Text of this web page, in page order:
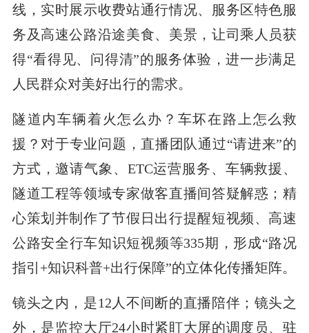
线，实时展示收费站通行情况、服务区特色服
务及高速公路沿途美食、美景，让司乘人员获
得“看得见、问得清”的服务体验，进一步满足
人民群众对美好出行的需求。
隧道内车辆着火怎么办？车坏在路上怎么救
援？对于专业问题，直播团队通过“请进来”的
方式，邀请气象、ETC运营服务、车辆救援、
隧道工程等领域专家做客直播间答疑解惑；精
心策划并制作了节假日出行提醒短视频、高速
公路安全行车知识短视频等335期，形成“路况
指引+知识科普+出行保障”的立体化传播矩阵。
镜头之内，是12人不间断的直播陪伴；镜头之
外，是监控大厅24小时紧盯大屏的调度员、驻